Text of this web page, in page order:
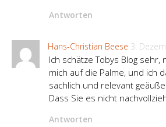
Antworten
Hans-Christian Beese 3.
Ich schätze Tobys Blog sehr,
mich auf die Palme, und ich
sachlich und relevant
Dass Sie es nicht
Antworten